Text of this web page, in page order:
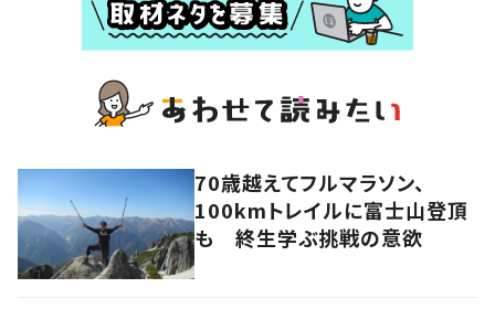
70歳越えてフルマラソン、
100kmトレイルに富士山登頂
も 終生学ぶ挑戦の意欲